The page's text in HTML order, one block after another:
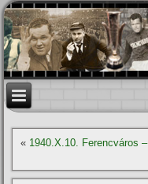
« 1940.X.10. Ferencváros